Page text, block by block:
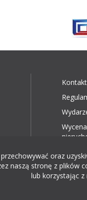
Kontakt
Wycena
oraz
naszą stronę z plików
lub korzystając